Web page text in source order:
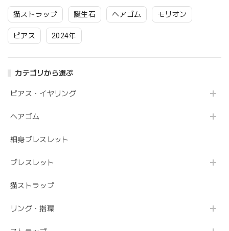
猫ストラップ 誕生石 ヘアゴム モリオン
ピアス 2024年
カテゴリから選ぶ
ピアス・イヤリング
ヘアゴム
細身ブレスレット
ブレスレット
猫ストラップ
リング・指環